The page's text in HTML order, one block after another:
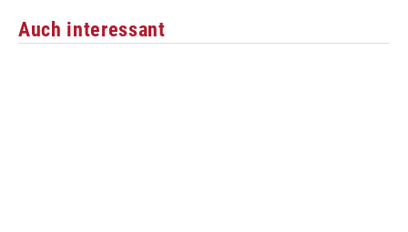
Auch interessant